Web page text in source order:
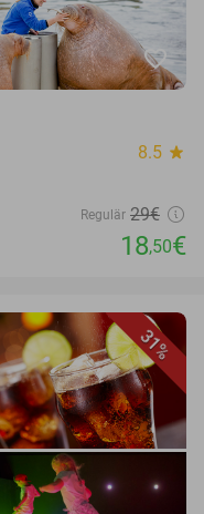
favorite_border
8.5 star
Regulär 29€
18,50€
31%